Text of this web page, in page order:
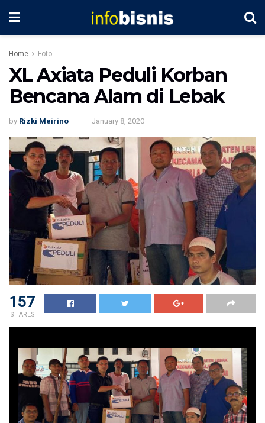
Home Foto
XL Axiata Peduli Korban
Bencana Alam di Lebak
by Rizki Meirino January 8, 2020
157
SHARES